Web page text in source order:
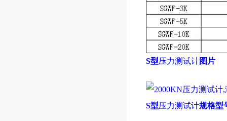
S型压力测试计图片
S型压力测试计规格型